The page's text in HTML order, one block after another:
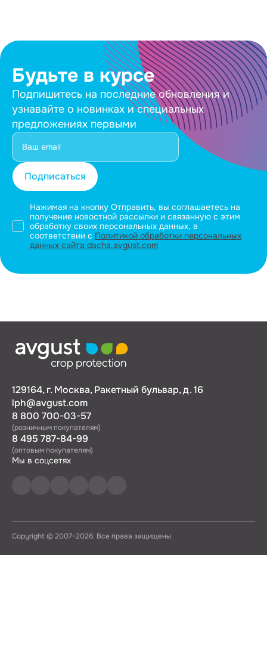
Будьте в курсе
Подпишитесь на последние обновления и
узнавайте о новинках и специальных
предложениях первыми
Подписаться
Нажимая на кнопку Отправить, вы соглашаетесь на
получение новостной рассылки и связанную с этим
обработку своих персональных данных, в
соответствии с Политикой обработки персональных
данных сайта dacha.avgust.com
129164, г. Москва, Ракетный бульвар, д. 16
lph@avgust.com
8 800 700-03-57
(розничным покупателям)
8 495 787-84-99
(оптовым покупателям)
Мы в соцсетях
Copyright © 2007-2026. Все права защищены